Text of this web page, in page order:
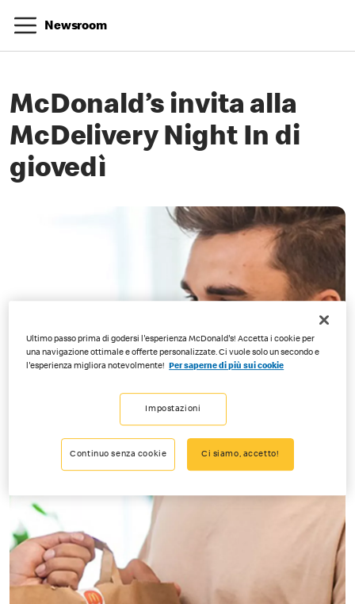
Newsroom
McDonald’s invita alla
McDelivery Night In di
giovedì
Ultimo passo prima di godersi l'esperienza McDonald's! Accetta i cookie per
una navigazione ottimale e offerte personalizzate. Ci vuole solo un secondo e
l'esperienza migliora notevolmente!
Per saperne di più sui cookie
Impostazioni
Continuo senza cookie Ci siamo, accetto!